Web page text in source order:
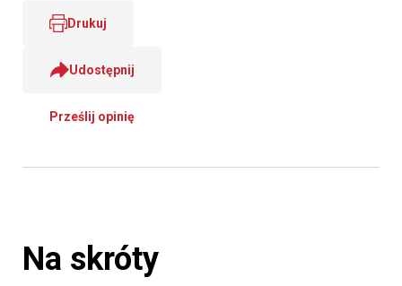
Drukuj
Udostępnij
Prześlij opinię
Na skróty